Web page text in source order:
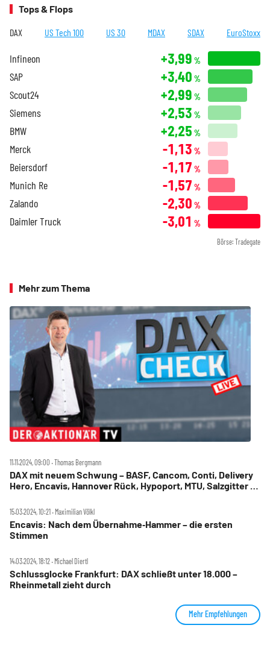
Tops & Flops
DAX US Tech 100 US 30 MDAX SDAX EuroStoxx
Infineon +3,99 %
SAP +3,40 %
Scout24 +2,99 %
Siemens +2,53 %
BMW +2,25 %
Merck -1,13 %
Beiersdorf -1,17 %
Munich Re -1,57 %
Zalando -2,30 %
Daimler Truck -3,01 %
Börse: Tradegate
Mehr zum Thema
11.11.2024, 09:00 ‧ Thomas Bergmann
DAX mit neuem Schwung – BASF, Cancom, Conti, Delivery
Hero, Encavis, Hannover Rück, Hypoport, MTU, Salzgitter im
15.03.2024, 10:21 ‧ Maximilian Völkl
Encavis: Nach dem Übernahme‑Hammer – die ersten
Stimmen
14.03.2024, 18:12 ‧ Michael Diertl
Schlussglocke Frankfurt: DAX schließt unter 18.000 –
Rheinmetall zieht durch
Mehr Empfehlungen